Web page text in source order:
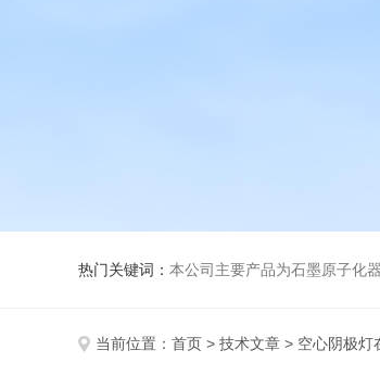
热门关键词： 本公司主要产品为石墨原子化器（石墨管、石墨锥
当前位置： 首页 > 技术文章 > 空心阴极灯